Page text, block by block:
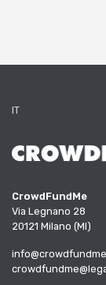
IT
CrowdFundMe
Via Legnano 28
20121 Milano (MI)